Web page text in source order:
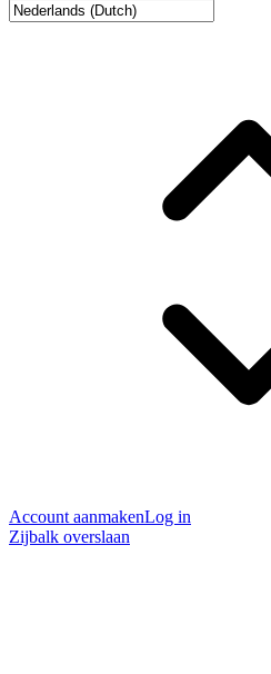
Account aanmakenLog in
Zijbalk overslaan